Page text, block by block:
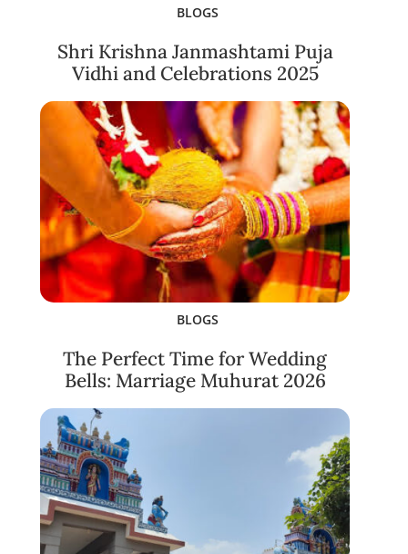
BLOGS
Shri Krishna Janmashtami Puja
Vidhi and Celebrations 2025
BLOGS
The Perfect Time for Wedding
Bells: Marriage Muhurat 2026